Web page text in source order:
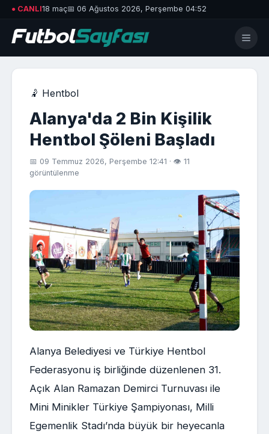
● CANLI18 maç📅 06 Ağustos 2026, Perşembe 04:52
🤾 Hentbol
Alanya'da 2 Bin Kişilik
Hentbol Şöleni Başladı
📅 09 Temmuz 2026, Perşembe 12:41 · 👁 11
görüntülenme
Alanya Belediyesi ve Türkiye Hentbol
Federasyonu iş birliğinde düzenlenen 31.
Açık Alan Ramazan Demirci Turnuvası ile
Mini Minikler Türkiye Şampiyonası, Milli
Egemenlik Stadı’nda büyük bir heyecanla